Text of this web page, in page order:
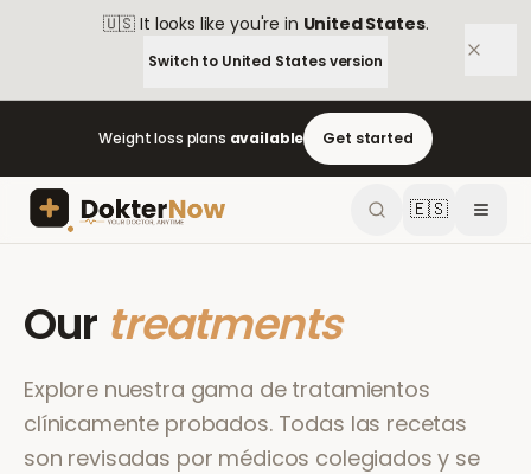
🇺🇸 It looks like you're in United States.
Switch to United Statesversion
Weight loss plans available Get started
🇪🇸
Our treatments
Explore nuestra gama de tratamientos
clínicamente probados. Todas las recetas
son revisadas por médicos colegiados y se